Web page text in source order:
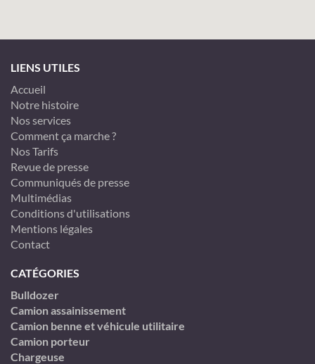
LIENS UTILES
Accueil
Notre histoire
Nos services
Comment ça marche ?
Nos Tarifs
Revue de presse
Communiqués de presse
Multimédias
Conditions d'utilisations
Mentions légales
Contact
CATÉGORIES
Bulldozer
Camion assainissement
Camion benne et véhicule utilitaire
Camion porteur
Chargeuse